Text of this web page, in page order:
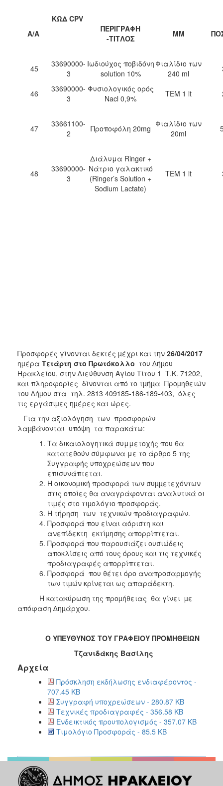
Α/Α
ΚΩΔ CPV
ΠΕΡΙΓΡΑΦΗ
-ΤΙΤΛΟΣ
ΜΜ
45
33690000-
3
Ιωδιούχος ποβιδόνη
solution 10%
Φιαλίδιο των
240 ml
46
33690000-
3
Φυσιολογικός ορός
Nacl 0,9%
ΤΕΜ 1 lt
47
33661100-
2
Προποφόλη 20mg Φιαλίδιο των
20ml
48
33690000-
3
Διάλυμα Ringer +
Νάτριο γαλακτικό
(Ringer’s Solution +
Sodium Lactate)
ΤΕΜ 1 lt
Προσφορές γίνονται δεκτές µέχρι και την 26/04/2017
ηµέρα Τετάρτη στο Πρωτόκολλο του ∆ήµου
Ηρακλείου, στην ∆ιεύθυνση Αγίου Τίτου 1 Τ.Κ. 71202,
και πληροφορίες δίνονται από το τµήµα Προµηθειών
του ∆ήµου στα τηλ. 2813 409185-186-189-403, όλες
τις εργάσιµες ηµέρες και ώρες.
Για την αξιολόγηση των προσφορών
λαµβάνονται υπόψη τα παρακάτω:
Τα δικαιολογητικά συμμετοχής που θα
κατατεθούν σύμφωνα με το άρθρο 5 της
Συγγραφής υποχρεώσεων που
επισυνάπτεται.
Η οικονοµική προσφορά των συµµετεχόντων
στις οποίες θα αναγράφονται αναλυτικά οι
τιµές στο τιµολόγιο προσφοράς.
Η τήρηση των τεχνικών προδιαγραφών.
Προσφορά που είναι αόριστη και
ανεπίδεκτη εκτίµησης απορρίπτεται.
Προσφορά που παρουσιάζει ουσιώδεις
αποκλίσεις από τους όρους και τις τεχνικές
προδιαγραφές απορρίπτεται.
Προσφορά που θέτει όρο αναπροσαρµογής
των τιµών κρίνεται ως απαράδεκτη.
Η κατακύρωση της προµήθειας θα γίνει µε
απόφαση ∆ηµάρχου.
Ο ΥΠΕΥΘΥΝΟΣ ΤΟΥ ΓΡΑΦΕΙΟΥ ΠΡΟΜΗΘΕΙΩΝ
Τζανιδάκης Βασίλης
Αρχεία
Πρόσκληση εκδήλωσης ενδιαφέροντος -
707.45 KB
Συγγραφή υποχρεώσεων - 280.87 KB
Τεχνικές προδιαγραφές - 356.58 KB
Ενδεικτικός προυπολογισμός - 357.07 KB
Τιμολόγιο Προσφοράς - 85.5 KB